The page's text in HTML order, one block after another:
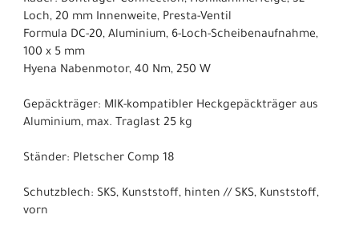
Loch, 20 mm Innenweite, Presta-Ventil
Formula DC-20, Aluminium, 6-Loch-Scheibenaufnahme,
100 x 5 mm
Hyena Nabenmotor, 40 Nm, 250 W
Gepäckträger: MIK-kompatibler Heckgepäckträger aus
Aluminium, max. Traglast 25 kg
Ständer: Pletscher Comp 18
Schutzblech: SKS, Kunststoff, hinten // SKS, Kunststoff,
vorn